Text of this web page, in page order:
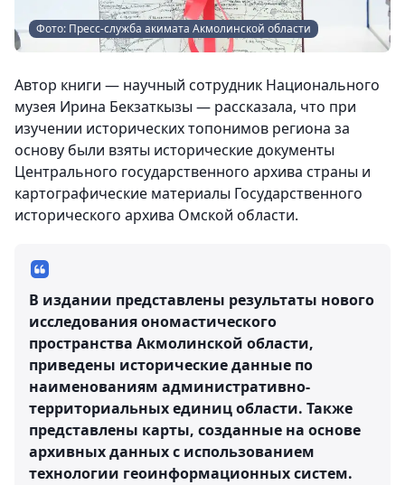
Фото: Пресс-служба акимата Акмолинской области
Автор книги — научный сотрудник Национального
музея Ирина Бекзаткызы — рассказала, что при
изучении исторических топонимов региона за
основу были взяты исторические документы
Центрального государственного архива страны и
картографические материалы Государственного
исторического архива Омской области.
В издании представлены результаты нового
исследования ономастического
пространства Акмолинской области,
приведены исторические данные по
наименованиям административно-
территориальных единиц области. Также
представлены карты, созданные на основе
архивных данных с использованием
технологии геоинформационных систем.